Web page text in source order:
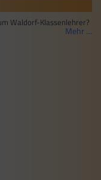
Waldorf-Klassenlehrer?
Mehr …